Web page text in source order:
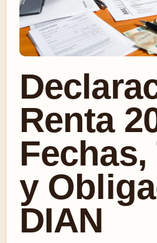
Renta
Fechas,
y
DIAN